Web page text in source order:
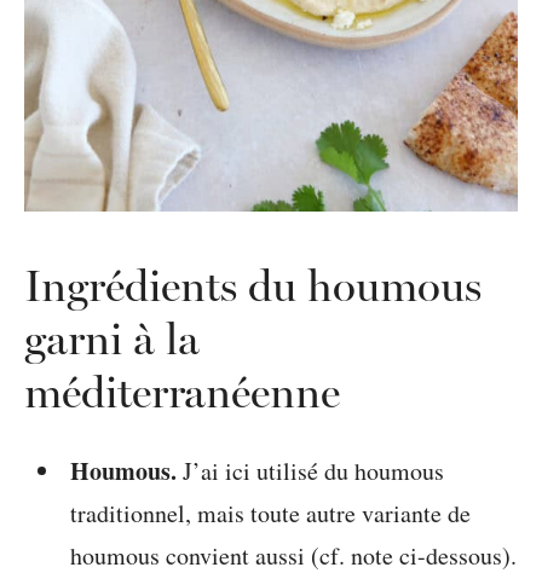
Ingrédients du houmous
garni à la
méditerranéenne
Houmous. J’ai ici utilisé du houmous
traditionnel, mais toute autre variante de
houmous convient aussi (cf. note ci-dessous).